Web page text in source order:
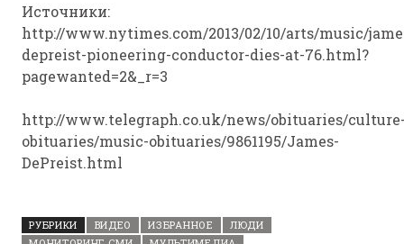
Источники:
http://www.nytimes.com/2013/02/10/arts/music/
depreist-pioneering-conductor-dies-at-76.html?
pagewanted=2&_r=3
http://www.telegraph.co.uk/news/obituaries/
obituaries/music-obituaries/9861195/James-
DePreist.html
РУБРИКИ ВИДЕО ИЗБРАННОЕ
ЛЮДИ